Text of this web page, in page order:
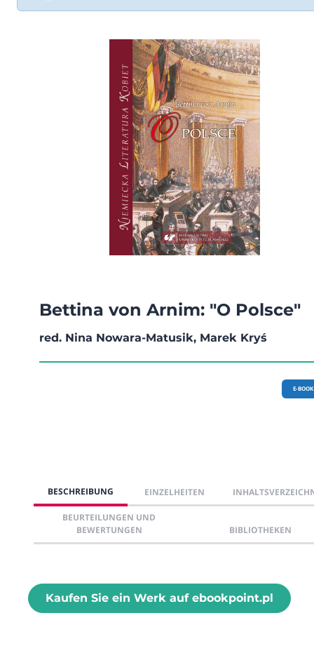
Bettina von Arnim: "O Polsce"
red. Nina Nowara-Matusik, Marek Kryś
E-BOOK
BESCHREIBUNG EINZELHEITEN
BEURTEILUNGEN UND
BEWERTUNGEN
BIBLIOTHEKEN
Kaufen Sie ein Werk auf ebookpoint.pl